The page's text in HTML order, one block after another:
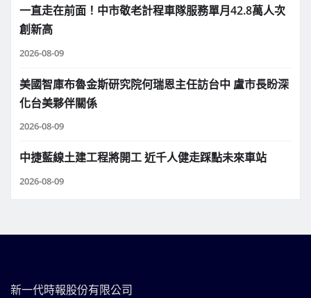
一直走在前面！中市敬老計程車隊服務單月42.8萬人次
創新高
2026-08-09
美國智庫布魯金斯研究院何瑞恩主任訪台中 盧市長盼深
化台美夥伴關係
2026-08-09
中捷藍線土建工程將開工 近千人健走踩點未來車站
2026-08-09
新一代時報股份有限公司